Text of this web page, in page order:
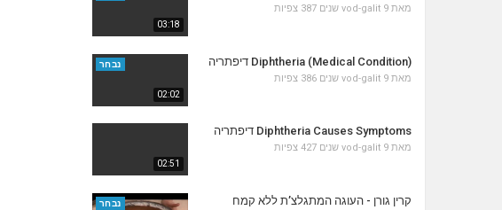
03:18
מאת vod-galit 9 שנים 387 צפיות
02:02
נבחר Diphtheria (Medical Condition) דיפתריה
מאת vod-galit 9 שנים 386 צפיות
02:51
Diphtheria Causes Symptoms דיפתריה
מאת vod-galit 9 שנים 427 צפיות
נבחר קרין גורן - העוגה המתגלצ’ת ללא קמח